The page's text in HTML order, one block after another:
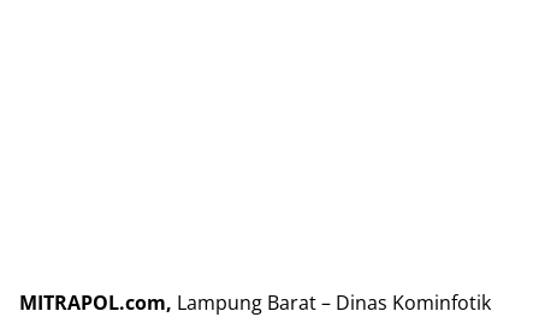
MITRAPOL.com, Lampung Barat – Dinas Kominfotik